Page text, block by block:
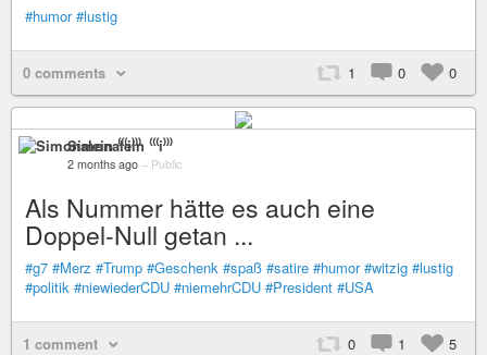
#humor #lustig
0 comments 1 0 0
Simonalein ⁽⁽⁽i⁾⁾⁾
2 months ago – Public
Als Nummer hätte es auch eine
Doppel-Null getan ...
#g7 #Merz #Trump #Geschenk #spaß #satire #humor #witzig #lustig
#politik #niewiederCDU #niemehrCDU #President #USA
1 comment 0 1 5